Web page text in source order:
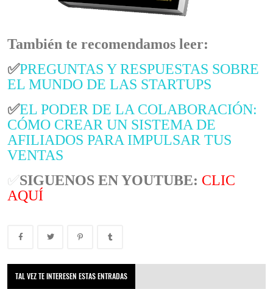
También te recomendamos leer:
✅PREGUNTAS Y RESPUESTAS SOBRE
EL MUNDO DE LAS STARTUPS
✅EL PODER DE LA COLABORACIÓN:
CÓMO CREAR UN SISTEMA DE
AFILIADOS PARA IMPULSAR TUS
VENTAS
✅SIGUENOS EN YOUTUBE: CLIC
AQUÍ
TAL VEZ TE INTERESEN ESTAS ENTRADAS